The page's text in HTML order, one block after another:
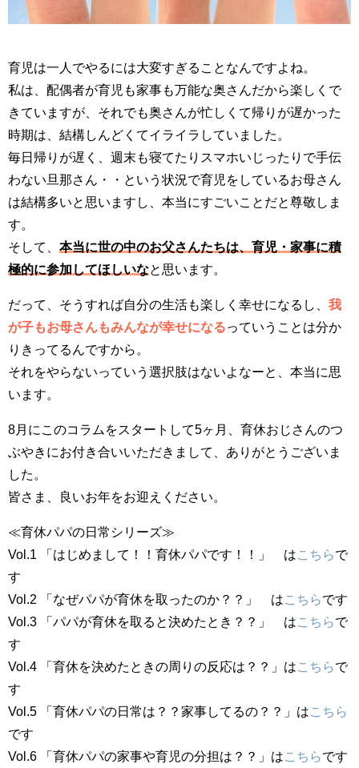
育児は一人でやるには大変すぎることなんですよね。
私は、配偶者が育児も家事も万能な奥さんだから楽しくで
きていますが、それでも奥さんが忙しくて帰りが遅かった
時期は、結構しんどくてイライラしていました。
毎日帰りが遅く、週末も寝てたりスマホいじったりで手伝
わない旦那さん・・という状況で育児をしているお母さん
は結構多いと思いますし、本当にすごいことだと尊敬しま
す。
そして、 本当に世の中のお父さんたちは、育児・家事に積
極的に参加してほしいなと思います。
だって、そうすれば自分の生活も楽しく幸せになるし、 我
が子もお母さんもみんなが幸せになるっていうことは分か
りきってるんですから。
それをやらないっていう選択肢はないよなーと、本当に思
います。
8月にこのコラムをスタートして5ヶ月、育休おじさんのつ
ぶやきにお付き合いいただきまして、ありがとうございま
した。
皆さま、良いお年をお迎えください。
≪育休パパの日常シリーズ≫
Vol.1 「はじめまして！！育休パパです！！」 は こちらで
す
Vol.2 「なぜパパが育休を取ったのか？？」 は こちらです
Vol.3 「パパが育休を取ると決めたとき？？」 は こちらで
す
Vol.4 「育休を決めたときの周りの反応は？？」は こちらで
す
Vol.5 「育休パパの日常は？？家事してるの？？」は こちら
です
Vol.6 「育休パパの家事や育児の分担は？？」は こちらです